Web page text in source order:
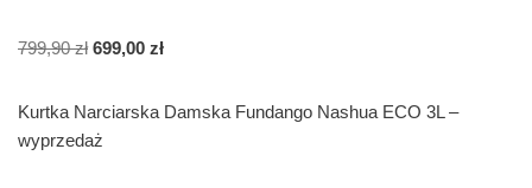
799,90zł 699,00 zł
Kurtka Narciarska Damska Fundango Nashua ECO 3L –
wyprzedaż